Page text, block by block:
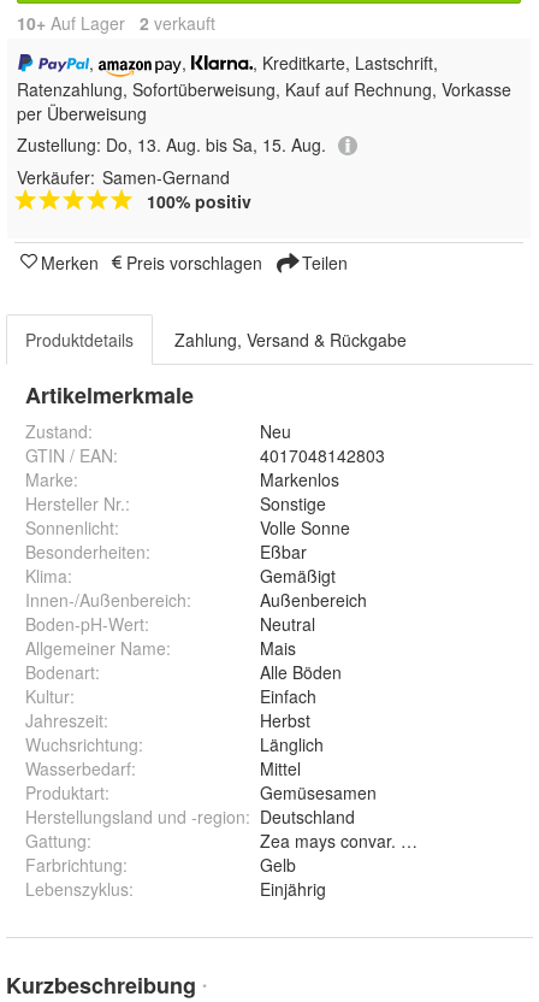
10+ Auf Lager 2 verkauft
,
,
, Kreditkarte, Lastschrift,
Ratenzahlung, Sofortüberweisung, Kauf auf Rechnung, Vorkasse
per Überweisung
Zustellung: Do, 13. Aug. bis Sa, 15. Aug.
Verkäufer: Samen-Gernand
100% positiv
Merken Preis vorschlagen Teilen
Produktdetails Zahlung, Versand & Rückgabe
Artikelmerkmale
Zustand:
Neu
GTIN / EAN:
4017048142803
Marke:
Markenlos
Hersteller Nr.:
Sonstige
Sonnenlicht:
Volle Sonne
Besonderheiten:
Eßbar
Klima:
Gemäßigt
Innen-/Außenbereich:
Außenbereich
Boden-pH-Wert:
Neutral
Allgemeiner Name:
Mais
Bodenart:
Alle Böden
Kultur:
Einfach
Jahreszeit:
Herbst
Wuchsrichtung:
Länglich
Wasserbedarf:
Mittel
Produktart:
Gemüsesamen
Herstellungsland und -region: Deutschland
Gattung:
Zea mays convar. saccharata L.
Farbrichtung:
Gelb
Lebenszyklus: Einjährig
Kurzbeschreibung *